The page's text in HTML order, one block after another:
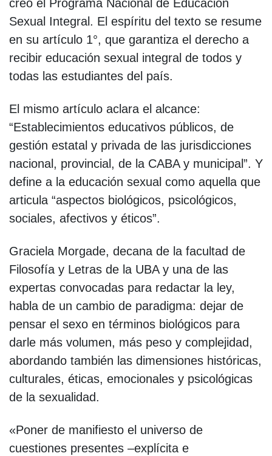
creó el Programa Nacional de Educación
Sexual Integral. El espíritu del texto se resume
en su artículo 1°, que garantiza el derecho a
recibir educación sexual integral de todos y
todas las estudiantes del país.
El mismo artículo aclara el alcance:
“Establecimientos educativos públicos, de
gestión estatal y privada de las jurisdicciones
nacional, provincial, de la CABA y municipal”. Y
define a la educación sexual como aquella que
articula “aspectos biológicos, psicológicos,
sociales, afectivos y éticos”.
Graciela Morgade, decana de la facultad de
Filosofía y Letras de la UBA y una de las
expertas convocadas para redactar la ley,
habla de un cambio de paradigma: dejar de
pensar el sexo en términos biológicos para
darle más volumen, más peso y complejidad,
abordando también las dimensiones históricas,
culturales, éticas, emocionales y psicológicas
de la sexualidad.
«Poner de manifiesto el universo de
cuestiones presentes –explícita e